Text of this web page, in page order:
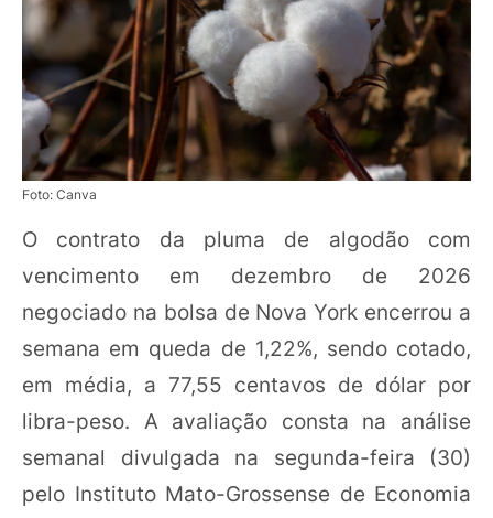
Foto: Canva
O contrato da pluma de algodão com
vencimento em dezembro de 2026
negociado na bolsa de Nova York encerrou a
semana em queda de 1,22%, sendo cotado,
em média, a 77,55 centavos de dólar por
libra-peso. A avaliação consta na análise
semanal divulgada na segunda-feira (30)
pelo Instituto Mato-Grossense de Economia